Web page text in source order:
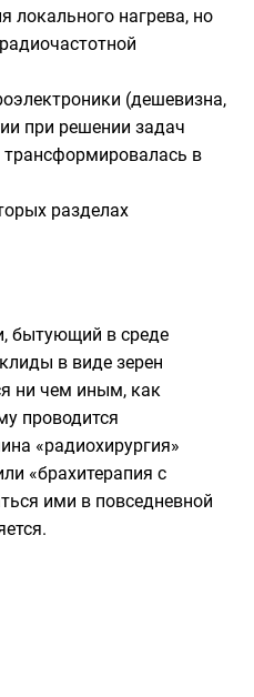
локального нагрева, но
(дешевизна,
при решении задач
трансформировалась в
разделах
бытующий в среде
в виде зерен
ни чем иным, как
проводится
«радиохирургия»
«брахитерапия с
ими в повседневной